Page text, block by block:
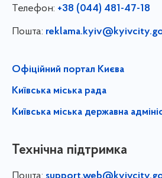
Телефон: +38 (044) 481-47-18
Пошта:
Офіційний портал Києва
Київська міська рада
Київська міська державна
Технічна підтримка
Пошта: